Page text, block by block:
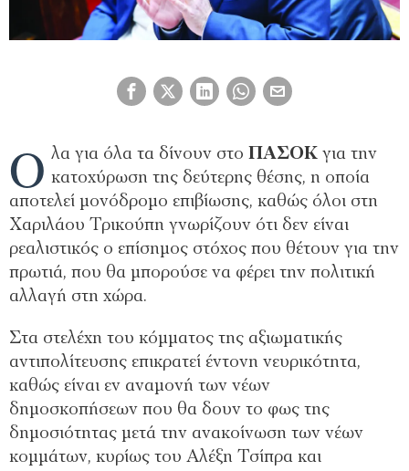
Ό λα για όλα τα δίνουν στο ΠΑΣΟΚγια την
κατοχύρωση της δεύτερης θέσης, η οποία
αποτελεί μονόδρομο επιβίωσης, καθώς όλοι στη
Χαριλάου Τρικούπη γνωρίζουν ότι δεν είναι
ρεαλιστικός ο επίσημος στόχος που θέτουν για την
πρωτιά, που θα μπορούσε να φέρει την πολιτική
αλλαγή στη χώρα.
Στα στελέχη του κόμματος της αξιωματικής
αντιπολίτευσης επικρατεί έντονη νευρικότητα,
καθώς είναι εν αναμονή των νέων
δημοσκοπήσεων που θα δουν το φως της
δημοσιότητας μετά την ανακοίνωση των νέων
κομμάτων, κυρίως του Αλέξη Τσίπρα και